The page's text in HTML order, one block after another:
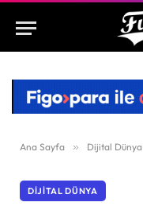
Ana Sayfa » Dijital Dünya
DIJITAL DÜNYA